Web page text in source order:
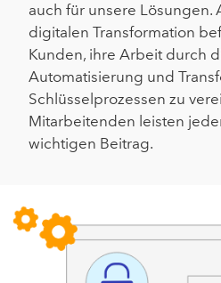
auch für unsere Lösungen.
digitalen Transformation
Kunden, ihre Arbeit durch
Automatisierung und
Schlüsselprozessen zu
Mitarbeitenden leisten
wichtigen Beitrag.